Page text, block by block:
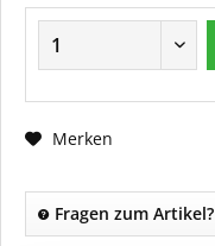
Merken
Fragen zum Artikel?